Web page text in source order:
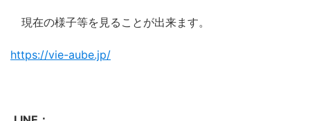
現在の様子等を見ることが出来ます。
https://vie-aube.jp/